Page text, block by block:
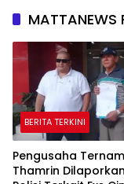
MATTANEWS
BERITA TERKINI
Pengusaha
Thamrin